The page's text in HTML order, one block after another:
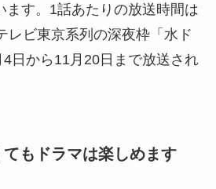
ます。1話あたりの放送時間は
レビ東京系列の深夜枠「水ド
日から11月20日まで放送され
もドラマは楽しめます